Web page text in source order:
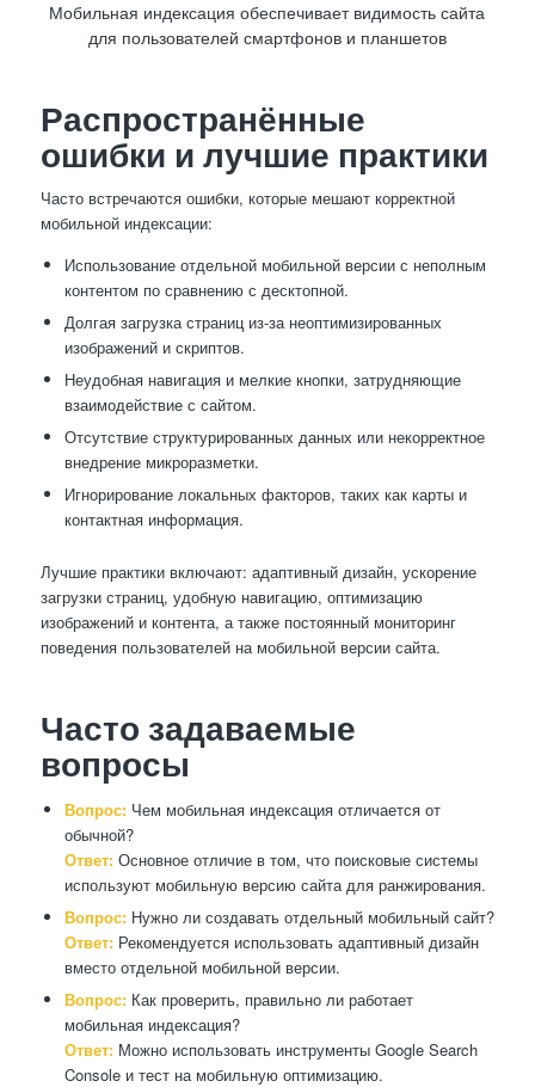
Мобильная индексация обеспечивает видимость сайта
для пользователей смартфонов и планшетов
Распространённые
ошибки и лучшие практики
Часто встречаются ошибки, которые мешают корректной
мобильной индексации:
Использование отдельной мобильной версии с неполным
контентом по сравнению с десктопной.
Долгая загрузка страниц из-за неоптимизированных
изображений и скриптов.
Неудобная навигация и мелкие кнопки, затрудняющие
взаимодействие с сайтом.
Отсутствие структурированных данных или некорректное
внедрение микроразметки.
Игнорирование локальных факторов, таких как карты и
контактная информация.
Лучшие практики включают: адаптивный дизайн, ускорение
загрузки страниц, удобную навигацию, оптимизацию
изображений и контента, а также постоянный мониторинг
поведения пользователей на мобильной версии сайта.
Часто задаваемые
вопросы
Вопрос:Чем мобильная индексация отличается от
обычной?
Ответ:Основное отличие в том, что поисковые системы
используют мобильную версию сайта для ранжирования.
Вопрос:Нужно ли создавать отдельный мобильный сайт?
Ответ:Рекомендуется использовать адаптивный дизайн
вместо отдельной мобильной версии.
Вопрос:Как проверить, правильно ли работает
мобильная индексация?
Ответ:Можно использовать инструменты Google Search
Console и тест на мобильную оптимизацию.